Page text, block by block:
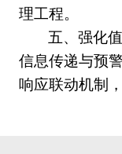
理工程。
五、强化
信息传递与预
响应联动机制